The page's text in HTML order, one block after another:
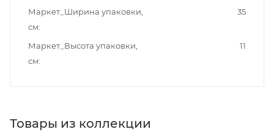
Маркет_Ширина упаковки,
см
35
Маркет_Высота упаковки,
см
11
Товары из коллекции